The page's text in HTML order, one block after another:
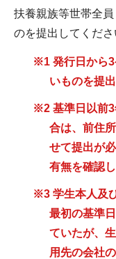
扶養親族等世帯全
のを提出してくださ
※1 発行日から3
いものを提
※2 基準日以前3
合は、前住
せて提出が
有無を確認し
※3 学生本人及
最初の基準
ていたが、
用先の会社